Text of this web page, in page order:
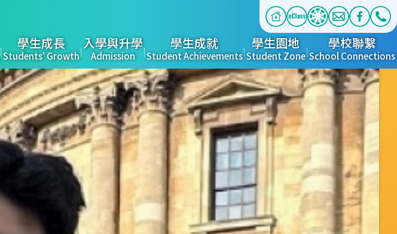
學生成長
Students' Growth
入學與升學
Admission
學生成就
Student Achievements
學生園地
Student Zone
學校聯繫
School Connections